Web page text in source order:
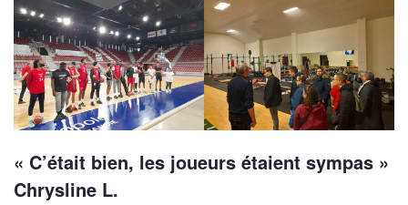
« C’était bien, les joueurs étaient sympas »
Chrysline L.